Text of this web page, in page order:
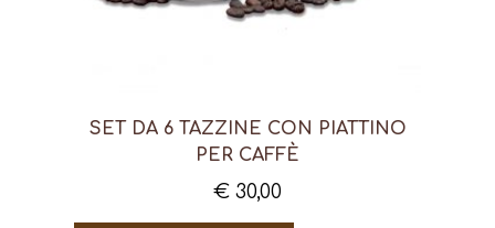
SET DA 6 TAZZINE CON PIATTINO
PER CAFFÈ
€ 30,00